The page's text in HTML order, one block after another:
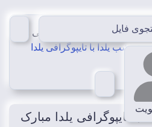
مناسبت های فرهنگی و ملی
شب یلدا با تایپوگرافی یلدا
تایپوگرافی یلدا مبارک